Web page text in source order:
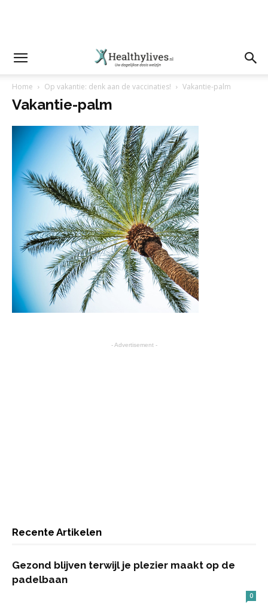
Home Op vakantie: denk aan de vaccinaties! Vakantie-palm
Vakantie-palm
- Advertisement -
Recente Artikelen
Gezond blijven terwijl je plezier maakt op de
padelbaan
0